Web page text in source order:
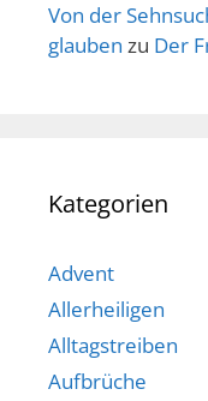
Von der
glauben zu Der
Kategorien
Advent
Allerheiligen
Alltagstreiben
Aufbrüche